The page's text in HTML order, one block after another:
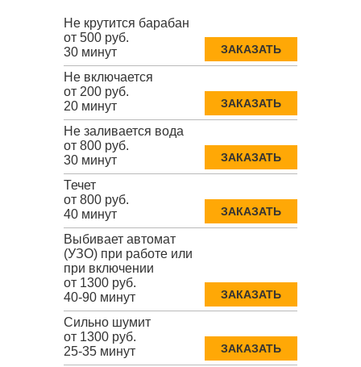
Не крутится барабан
от 500 руб.
30 минут
ЗАКАЗАТЬ
Не включается
от 200 руб.
20 минут
ЗАКАЗАТЬ
Не заливается вода
от 800 руб.
30 минут
ЗАКАЗАТЬ
Течет
от 800 руб.
40 минут
ЗАКАЗАТЬ
Выбивает автомат
(УЗО) при работе или
при включении
от 1300 руб.
40-90 минут
ЗАКАЗАТЬ
Сильно шумит
от 1300 руб.
25-35 минут
ЗАКАЗАТЬ